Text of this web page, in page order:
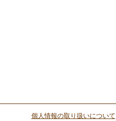
個人情報の取り扱いについて